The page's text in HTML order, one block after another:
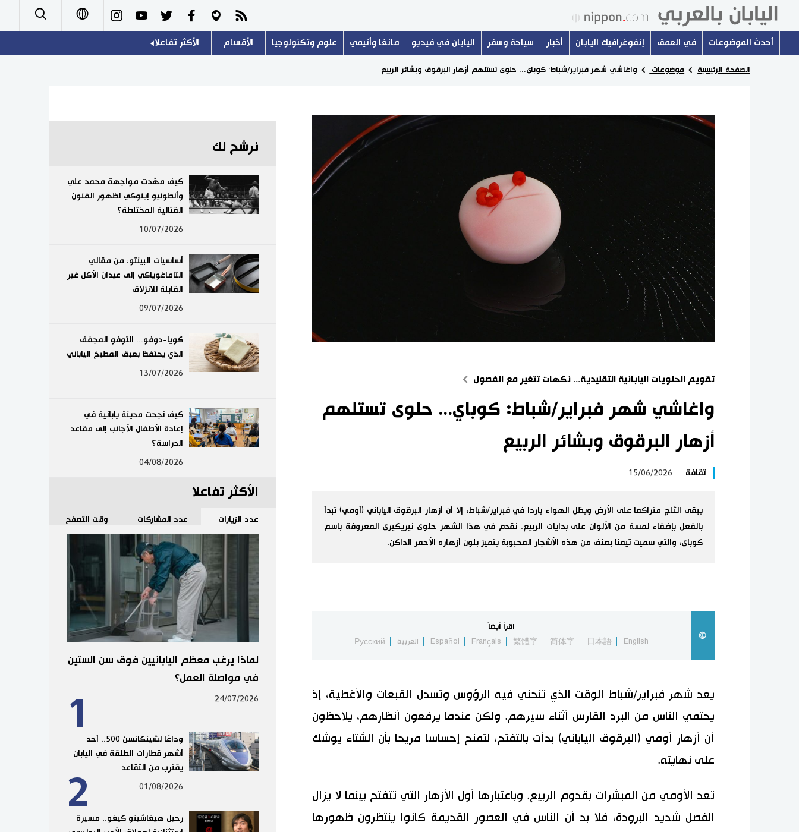
Español
أحدث الموضوعات في العمق إنفوغرافيك اليابان أخبار سياحة وسفر اليابان في فيديو مانغا وأنيمي علوم وتكنولوجيا الأقسام
اقتصاد
لايف ستايل
إعلان
الأكثر تفاعلا
الصفحة الرئيسية موضوعات واغاشي شهر فبراير/شباط: كوباي... حلوى تستلهم أزهار البرقوق وبشائر الربيع
تقويم الحلويات اليابانية التقليدية... نكهات تتغير مع الفصول
واغاشي شهر فبراير/شباط: كوباي... حلوى تستلهم
أزهار البرقوق وبشائر الربيع
ثقافة 15/06/2026
يبقى الثلج متراكما على الأرض ويظل الهواء باردا في فبراير/شباط، إلا أن أزهار البرقوق الياباني (أومي) تبدأ
بالفعل بإضفاء لمسة من الألوان على بدايات الربيع. نقدم في هذا الشهر حلوى نيريكيري المعروفة باسم
كوباي، والتي سميت تيمنا بصنف من هذه الأشجار المحبوبة يتميز بلون أزهاره الأحمر الداكن.
اقرأ أيضاً
English
日本語
简体字
繁體字
Français
Español العربية Русский
يعد شهر فبراير/شباط الوقت الذي تنحني فيه الرؤوس وتسدل القبعات والأغطية، إذ
يحتمي الناس من البرد القارس أثناء سيرهم. ولكن عندما يرفعون أنظارهم، يلاحظون
أن أزهار أومي (البرقوق الياباني) بدأت بالتفتح، لتمنح إحساسا مريحا بأن الشتاء يوشك
على نهايته.
تعد الأومي من المبشرات بقدوم الربيع. وباعتبارها أول الأزهار التي تتفتح بينما لا يزال
الفصل شديد البرودة، فلا بد أن الناس في العصور القديمة كانوا ينتظرون ظهورها
نرشح لك
كيف مهّدت مواجهة محمد علي
وأنطونيو إينوكي لظهور الفنون
القتالية المختلطة؟
10/07/2026
أساسيات البينتو: من مقالي
التاماغوياكي إلى عيدان الأكل غير
القابلة للانزلاق
09/07/2026
كويا-دوفو... التوفو المجفف
الذي يحتفظ بعبق المطبخ الياباني
13/07/2026
كيف نجحت مدينة يابانية في
إعادة الأطفال الأجانب إلى مقاعد
الدراسة؟
04/08/2026
الأكثر تفاعلا
عدد الزيارات عدد المشاركات وقت التصفح
1
لماذا يرغب معظم اليابانيين فوق سن الستين
في مواصلة العمل؟
24/07/2026
2
وداعًا لشينكانسن 500.. أحد
أشهر قطارات الطلقة في اليابان
يقترب من التقاعد
01/08/2026
رحيل هيغاشينو كيغو.. مسيرة